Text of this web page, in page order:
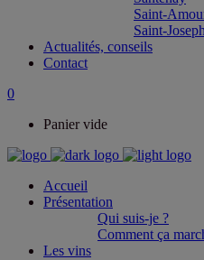
Saint-
Saint-Joseph
Actualités, conseils
Contact
0
Panier vide
Accueil
Présentation
Qui suis-je ?
Comment ça
Les vins